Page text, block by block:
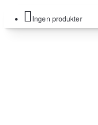
Ingen produkter